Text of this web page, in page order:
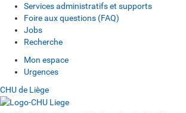
Services administratifs et supports
Foire aux questions (FAQ)
Jobs
Recherche
Mon espace
Urgences
CHU de Liège